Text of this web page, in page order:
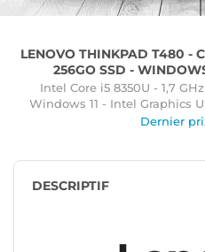
LENOVO THINKPAD T480 -
256GO SSD -
Intel Core i5 8350U - 1,7
Windows 11 - Intel Graphics
Dernier
DESCRIPTIF